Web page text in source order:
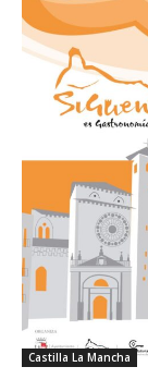
Castilla La Mancha